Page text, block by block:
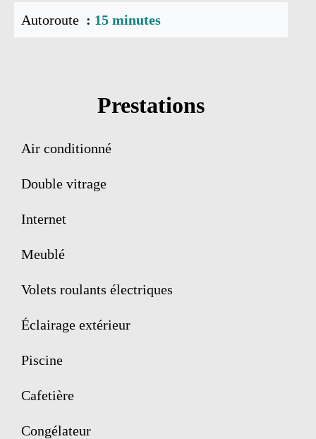
Autoroute 15 minutes
Prestations
Air conditionné
Double vitrage
Internet
Meublé
Volets roulants électriques
Éclairage extérieur
Piscine
Cafetière
Congélateur